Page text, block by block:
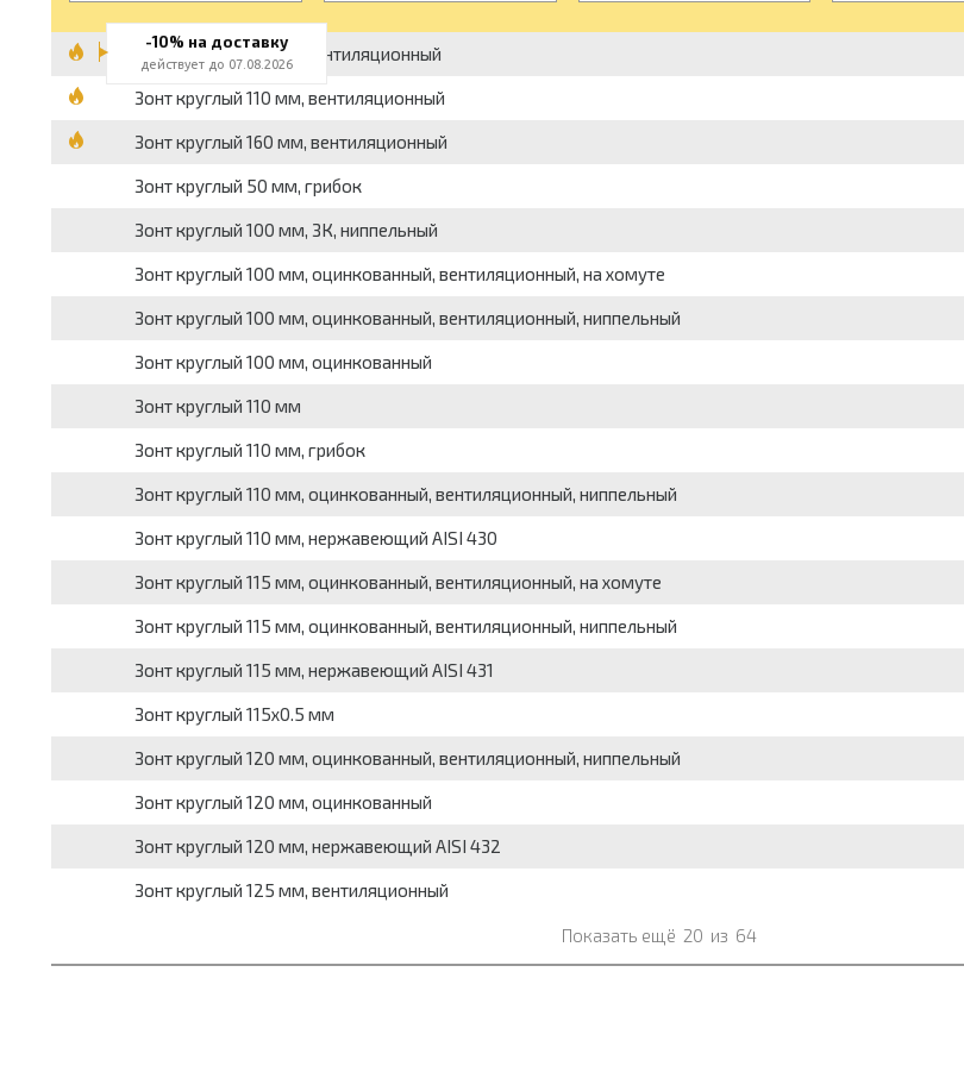
Зонт круглый 50 мм, вентиляционный
Зонт круглый 110 мм, вентиляционный
Зонт круглый 160 мм, вентиляционный
Зонт круглый 50 мм, грибок
Зонт круглый 100 мм, ЗК, ниппельный
Зонт круглый 100 мм, оцинкованный, вентиляционный, на хомуте
Зонт круглый 100 мм, оцинкованный, вентиляционный, ниппельный
Зонт круглый 100 мм, оцинкованный
Зонт круглый 110 мм
Зонт круглый 110 мм, грибок
Зонт круглый 110 мм, оцинкованный, вентиляционный, ниппельный
Зонт круглый 110 мм, нержавеющий AISI 430
Зонт круглый 115 мм, оцинкованный, вентиляционный, на хомуте
Зонт круглый 115 мм, оцинкованный, вентиляционный, ниппельный
Зонт круглый 115 мм, нержавеющий AISI 431
Зонт круглый 115x0.5 мм
Зонт круглый 120 мм, оцинкованный, вентиляционный, ниппельный
Зонт круглый 120 мм, оцинкованный
Зонт круглый 120 мм, нержавеющий AISI 432
Зонт круглый 125 мм, вентиляционный
Показать ещё 20 из 64
-10% на доставку
действует до 07.08.2026